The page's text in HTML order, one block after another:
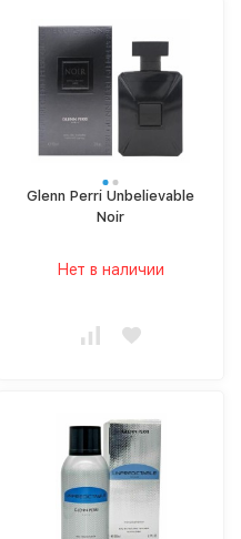
Glenn Perri Unbelievable
Noir
Нет в наличии